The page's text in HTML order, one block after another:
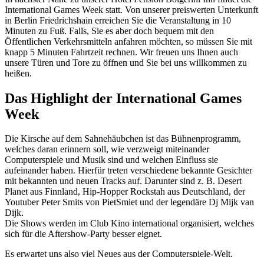
International Games Week statt. Von unserer preiswerten Unterkunft
in Berlin Friedrichshain erreichen Sie die Veranstaltung in 10
Minuten zu Fuß. Falls, Sie es aber doch bequem mit den
Öffentlichen Verkehrsmitteln anfahren möchten, so müssen Sie mit
knapp 5 Minuten Fahrtzeit rechnen. Wir freuen uns Ihnen auch
unsere Türen und Tore zu öffnen und Sie bei uns willkommen zu
heißen.
Das Highlight der International Games
Week
Die Kirsche auf dem Sahnehäubchen ist das Bühnenprogramm,
welches daran erinnern soll, wie verzweigt miteinander
Computerspiele und Musik sind und welchen Einfluss sie
aufeinander haben. Hierfür treten verschiedene bekannte Gesichter
mit bekannten und neuen Tracks auf. Darunter sind z. B. Desert
Planet aus Finnland, Hip-Hopper Rockstah aus Deutschland, der
Youtuber Peter Smits von PietSmiet und der legendäre Dj Mijk van
Dijk.
Die Shows werden im Club Kino international organisiert, welches
sich für die Aftershow-Party besser eignet.
Es erwartet uns also viel Neues aus der Computerspiele-Welt,